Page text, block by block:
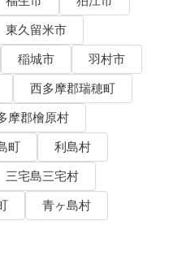
東久留米市
稲城市
羽村市
西多摩郡瑞穂町
摩郡檜原村
町
利島村
三宅島三宅村
青ヶ島村